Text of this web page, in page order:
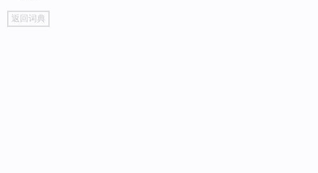
go
top
返回词典